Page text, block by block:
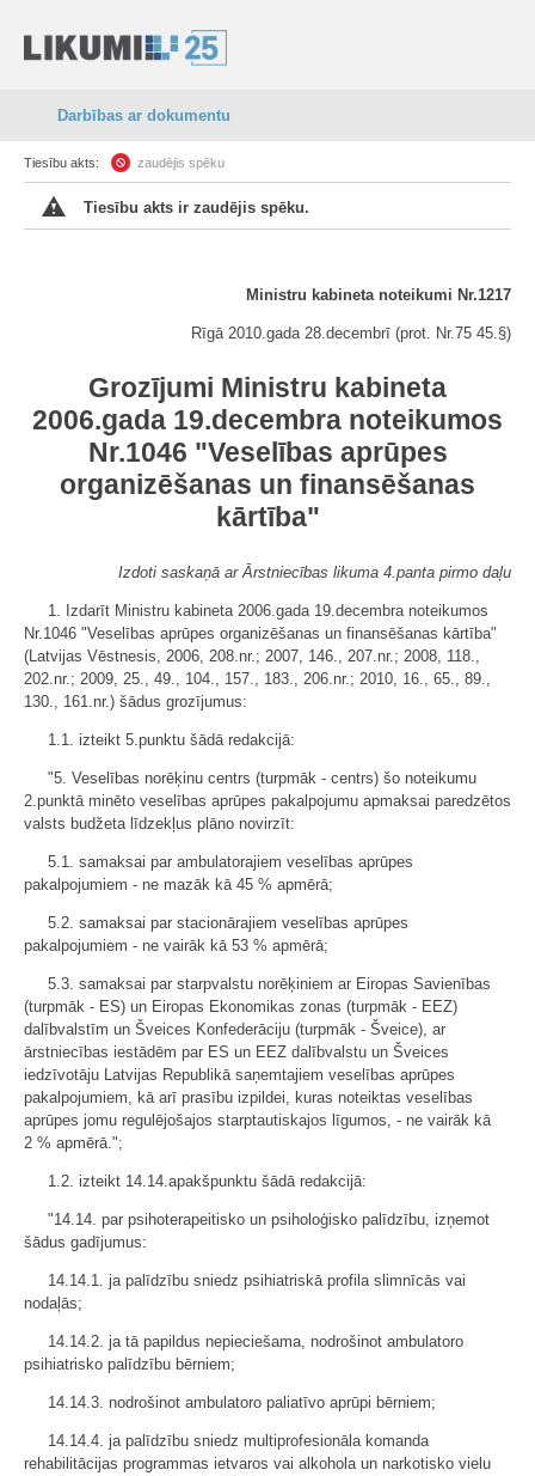
Darbības ar dokumentu
Tiesību akts: zaudējis spēku
Tiesību akts ir zaudējis spēku.
Ministru kabineta noteikumi Nr.1217
Rīgā 2010.gada 28.decembrī (prot. Nr.75 45.§)
Grozījumi Ministru kabineta
2006.gada 19.decembra noteikumos
Nr.1046 "Veselības aprūpes
organizēšanas un finansēšanas
kārtība"
Izdoti saskaņā ar Ārstniecības likuma 4.panta pirmo daļu
1. Izdarīt Ministru kabineta 2006.gada 19.decembra noteikumos
Nr.1046 "Veselības aprūpes organizēšanas un finansēšanas kārtība"
(Latvijas Vēstnesis, 2006, 208.nr.; 2007, 146., 207.nr.; 2008, 118.,
202.nr.; 2009, 25., 49., 104., 157., 183., 206.nr.; 2010, 16., 65., 89.,
130., 161.nr.) šādus grozījumus:
1.1. izteikt 5.punktu šādā redakcijā:
"5. Veselības norēķinu centrs (turpmāk - centrs) šo noteikumu
2.punktā minēto veselības aprūpes pakalpojumu apmaksai paredzētos
valsts budžeta līdzekļus plāno novirzīt:
5.1. samaksai par ambulatorajiem veselības aprūpes
pakalpojumiem - ne mazāk kā 45 % apmērā;
5.2. samaksai par stacionārajiem veselības aprūpes
pakalpojumiem - ne vairāk kā 53 % apmērā;
5.3. samaksai par starpvalstu norēķiniem ar Eiropas Savienības
(turpmāk - ES) un Eiropas Ekonomikas zonas (turpmāk - EEZ)
dalībvalstīm un Šveices Konfederāciju (turpmāk - Šveice), ar
ārstniecības iestādēm par ES un EEZ dalībvalstu un Šveices
iedzīvotāju Latvijas Republikā saņemtajiem veselības aprūpes
pakalpojumiem, kā arī prasību izpildei, kuras noteiktas veselības
aprūpes jomu regulējošajos starptautiskajos līgumos, - ne vairāk kā
2 % apmērā.";
1.2. izteikt 14.14.apakšpunktu šādā redakcijā:
"14.14. par psihoterapeitisko un psiholoģisko palīdzību, izņemot
šādus gadījumus:
14.14.1. ja palīdzību sniedz psihiatriskā profila slimnīcās vai
nodaļās;
14.14.2. ja tā papildus nepieciešama, nodrošinot ambulatoro
psihiatrisko palīdzību bērniem;
14.14.3. nodrošinot ambulatoro paliatīvo aprūpi bērniem;
14.14.4. ja palīdzību sniedz multiprofesionāla komanda
rehabilitācijas programmas ietvaros vai alkohola un narkotisko vielu